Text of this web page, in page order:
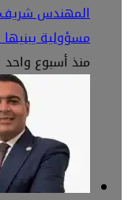
المهندس شريف
مسؤولية يبنيها
منذ أسبوع واحد